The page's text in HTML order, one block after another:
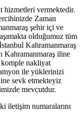
hizmetleri vermektedir.
Zaman
şehir içi ve
olduğumuz tüm
Kahramanmaraş
Kahramanmaraş iline
nakliyat
ile yüklerinizi
sevk etmekteyiz
mevcutdur.
iletişim numaralarını